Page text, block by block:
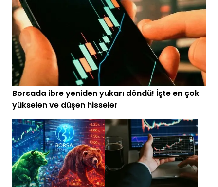
Borsada ibre yeniden yukarı döndü! İşte en çok
yükselen ve düşen hisseler